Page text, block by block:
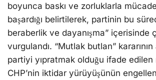
boyunca baskı ve zorluklarla
başardığı belirtilerek, partinin bu
beraberlik ve dayanışma” içerisinde
vurgulandı. “Mutlak butlan” kararının
partiyi yıpratmak olduğu ifade edilen
CHP’nin iktidar yürüyüşünün